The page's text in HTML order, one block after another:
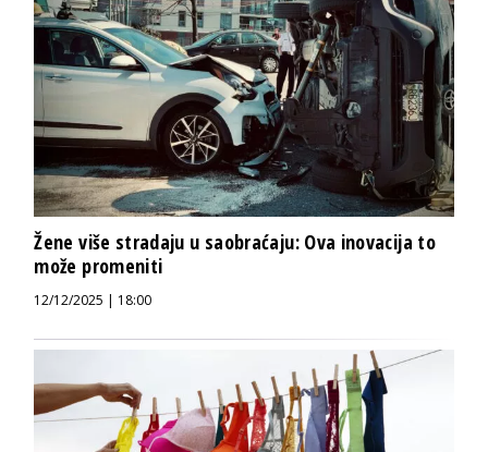
Žene više stradaju u saobraćaju: Ova inovacija to
može promeniti
12/12/2025 | 18:00